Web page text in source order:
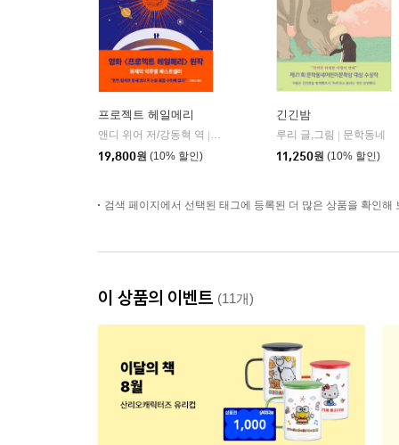
프로젝트 헤일메리
앤디 위어 저/강동혁 역
알에이치코리아(RHK)
19,800원 (10% 할인)
긴긴밤
루리 글,그림
문학동네
11,250원 (10% 할인)
검색 페이지에서 선택된 태그에 등록된 더 많은 상품을 확인해
이 상품의 이벤트 (11개)